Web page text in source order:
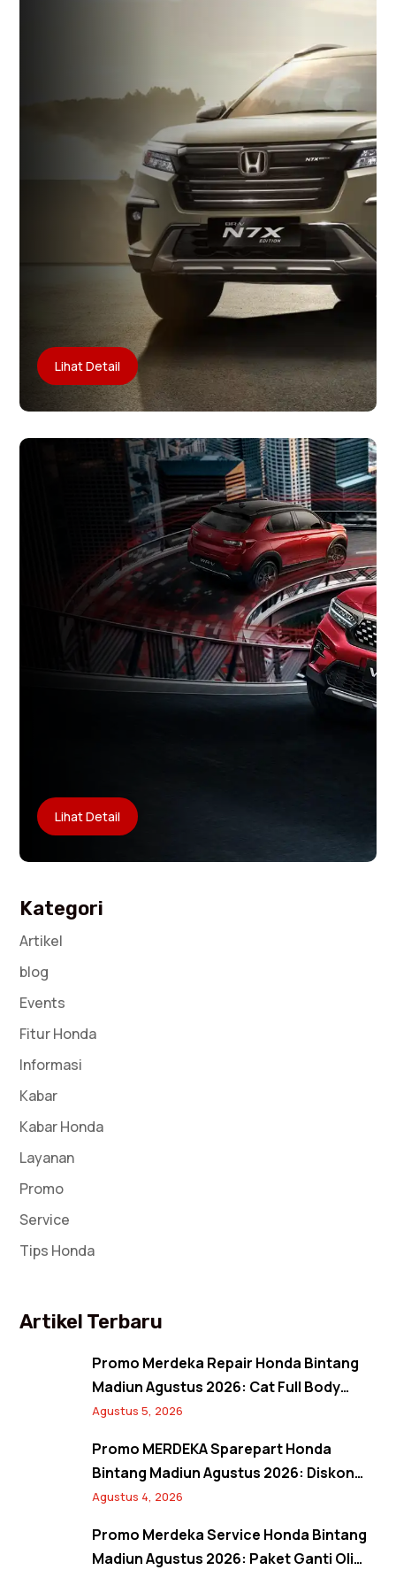
Lihat Detail
Lihat Detail
Kategori
Artikel
blog
Events
Fitur Honda
Informasi
Kabar
Kabar Honda
Layanan
Promo
Service
Tips Honda
Artikel Terbaru
Promo Merdeka Repair Honda Bintang
Madiun Agustus 2026: Cat Full Body
Mulai 12 Jutaan, Diskon Cat Spion 17%,
Agustus 5, 2026
Promo MERDEKA Sparepart Honda
Bintang Madiun Agustus 2026: Diskon
Ban & Aki Orisinal 10% Plus Gratis
Agustus 4, 2026
Promo Merdeka Service Honda Bintang
Madiun Agustus 2026: Paket Ganti Oli